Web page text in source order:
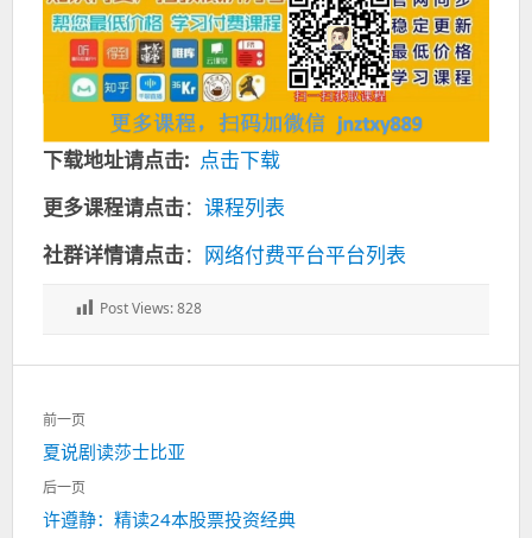
下载地址请点击: 点击下载
更多课程请点击： 课程列表
社群详情请点击： 网络付费平台平台列表
Post Views:828
文
章
导
航
前一页
上
一
夏说剧读莎士比亚
后一页
下
许遵静：精读24本股票投资经典